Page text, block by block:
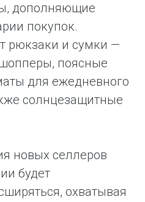
дополняющие
покупок.
рюкзаки и сумки —
поясные
для ежедневного
солнцезащитные
новых селлеров
будет
охватывая